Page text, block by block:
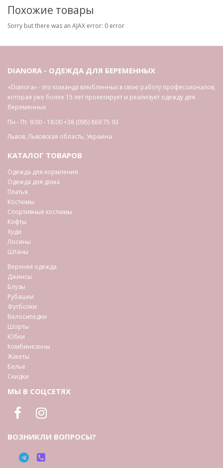
Похожие товары
Sorry but there was an AJAX error: 0 error
DIANORA - ОДЕЖДА ДЛЯ БЕРЕМЕННЫХ
«Dianora» - это команда влюбленных в свою работу профессионалов,
которая уже более 15 лет проектирует и реализует одежду для
беременных
Пн.- Пт. 9:00 - 18:00+38 (095) 869 75 93
Львов,Львовская область, Украина
КАТАЛОГ ТОВАРОВ
Одежда для кормления
Одежда для дома
Платья
Костюмы
Спортивные костюмы
Кофты
Худи
Лосины
Штаны
Верхняя одежда
Джинсы
Блузы
Рубашки
Футболки
Велосипедки
Шорты
Юбки
Комбинезоны
Жакеты
Белье
Скидки
МЫ В СОЦСЕТЯХ
ВОЗНИКЛИ ВОПРОСЫ?